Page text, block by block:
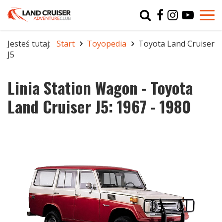
Jesteś tutaj: Start Toyopedia
Toyota Land Cruiser
J5
Linia Station Wagon - Toyota
Land Cruiser J5: 1967 - 1980